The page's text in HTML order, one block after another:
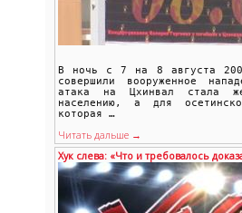
В ночь с 7 на 8 августа
совершили вооруженное
атака на Цхинвал стала
населению, а для
которая …
Читать дальше →
Хук слева: «Что и требовалось